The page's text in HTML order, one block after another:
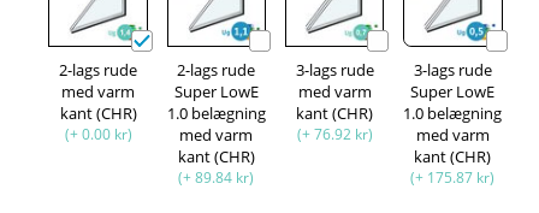
2-lags rude
med varm
kant (CHR)
(+ 0.00 kr)
2-lags rude
Super LowE
1.0 belægning
med varm
kant (CHR)
(+ 89.84 kr)
3-lags rude
med varm
kant (CHR)
(+ 76.92 kr)
3-lags rude
Super LowE
1.0 belægning
med varm
kant (CHR)
(+ 175.87 kr)